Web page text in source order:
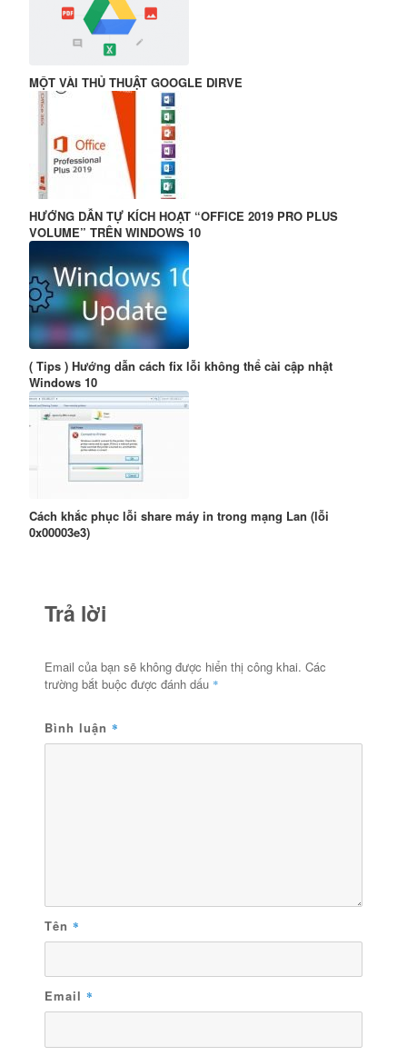
MỘT VÀI THỦ THUẬT GOOGLE DIRVE
HƯỚNG DẪN TỰ KÍCH HOẠT “OFFICE 2019 PRO PLUS
VOLUME” TRÊN WINDOWS 10
( Tips ) Hướng dẫn cách fix lỗi không thể cài cập nhật
Windows 10
Cách khắc phục lỗi share máy in trong mạng Lan (lỗi
0x00003e3)
Trả lời
Email của bạn sẽ không được hiển thị công khai. Các
trường bắt buộc được đánh dấu *
Bình luận *
Tên *
Email *